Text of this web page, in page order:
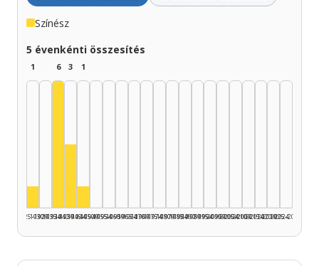
Színész
5 évenkénti összesítés
1
Színész, 1925–1929: 1
1925–1929
1930–1934
6
1935–1939
3
Színész, 1940–1944: 3
1940–1944
1
Színész, 1945–1949: 1
1945–1949
1950–1954
1955–1959
1960–1964
1965–1969
1970–1974
1975–1979
1980–1984
1985–1989
1990–1994
1995–1999
2000–2004
2005–2009
2010–2014
2015–2019
2020–2024
2025–2026